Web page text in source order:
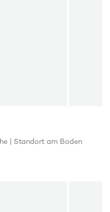
| Standort am Boden